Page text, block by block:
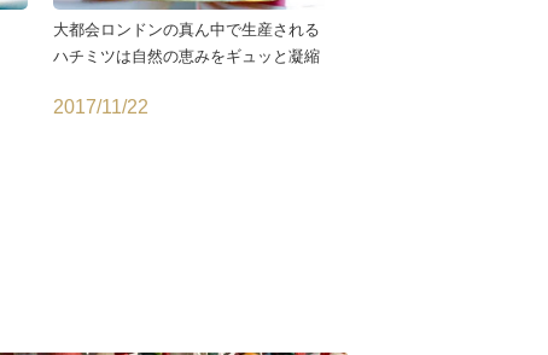
大都会ロンドンの真ん中で生産される
ハチミツは自然の恵みをギュッと凝縮
2017/11/22